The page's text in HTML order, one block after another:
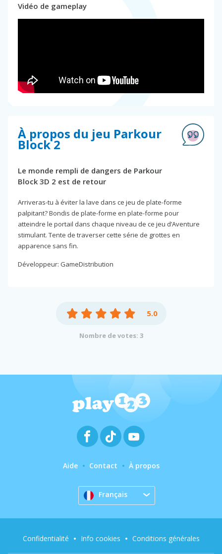
Vidéo de gameplay
À propos du jeu Parkour
Block 2
Le monde rempli de dangers de Parkour
Block 3D 2 est de retour
Arriveras-tu à éviter la lave dans ce jeu de plate-forme
palpitant? Bondis de plate-forme en plate-forme pour
atteindre le portail dans chaque niveau de ce jeu d’Aventure
stimulant. Tente de traverser cette série de grottes en
apparence sans fin.
Développeur: GameDistribution
5.0
Nombre de votes: 3
Aide Contact À propos
Français
Confidentialité Info cookies Conditions générales